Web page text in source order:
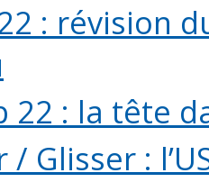
22 : révision
22 : la tête
/ Glisser :